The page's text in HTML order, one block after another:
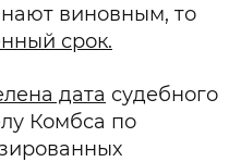
виновным, то
срок.
дата судебного
Комбса по